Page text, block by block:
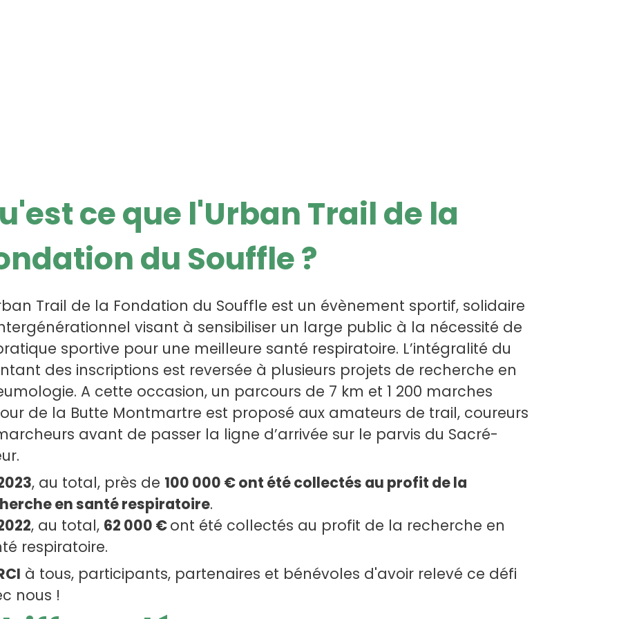
ce que l'Urban Trail de la
du Souffle ?
Trail de la Fondation du Souffle est un évènement sportif, solidaire
visant à sensibiliser un large public à la nécessité de
sportive pour une meilleure santé respiratoire. L’intégralité du
des inscriptions est reversée à plusieurs projets de recherche en
A cette occasion, un parcours de 7 km et 1 200 marches
de la Butte Montmartre est proposé aux amateurs de trail, coureurs
avant de passer la ligne d’arrivée sur le parvis du Sacré-
, au total, près de 100 000 € ont été collectés au profit de la
en santé respiratoire.
, au total, 62 000 €ont été collectés au profit de la recherche en
respiratoire.
à tous, participants, partenaires et bénévoles d'avoir relevé ce défi
nous !